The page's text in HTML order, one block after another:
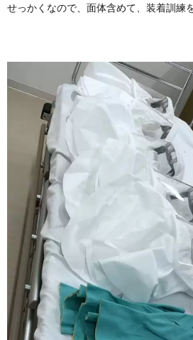
せっかくなので、面体含めて、装着訓練